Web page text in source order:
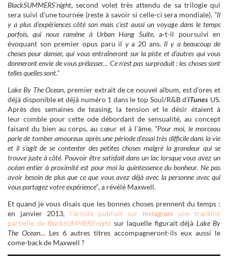
BlackSUMMERS’night, second volet très attendu de sa trilogie qui
sera suivi d’une tournée (reste à savoir si celle-ci sera mondiale). “Il
y a plus d’expériences côté son mais c’est aussi un voyage dans le temps
parfois, qui nous ramène à Urban Hang Suite, a-t-il poursuivi en
évoquant son premier opus paru il y a 20 ans. Il y a beaucoup de
choses pour danser, qui vous entraîneront sur la piste et d’autres qui vous
donneront envie de vous prélasser… Ce n’est pas surproduit : les choses sont
telles quelles sont.”
Lake By The Ocean, premier extrait de ce nouvel album, est d’ores et
déjà disponible et déjà numéro 1 dans le top Soul/R&B d’iTunes US.
Après des semaines de teasing, la tension et le désir étaient à
leur comble pour cette ode débordant de sensualité, au concept
faisant du bien au corps, au cœur et à l’âme. “Pour moi, le morceau
parle de tomber amoureux après une période d’essai très difficile dans la vie
et il s’agit de se contenter des petites choses malgré la grandeur qui se
trouve juste à côté. Pouvoir être satisfait dans un lac lorsque vous avez un
océan entier à proximité est pour moi la quintessence du bonheur. Ne pas
avoir besoin de plus que ce que vous avez déjà avec la personne avec qui
vous partagez votre expérience”, a révélé Maxwell.
Et quand je vous disais que les bonnes choses prennent du temps :
en janvier 2013, l’artiste publiait sur Instagram une tracklist
partielle de BlackSUMMERS’night sur laquelle figurait déjà Lake By
The Ocean… Les 6 autres titres accompagneront-ils eux aussi le
come-back de Maxwell ?